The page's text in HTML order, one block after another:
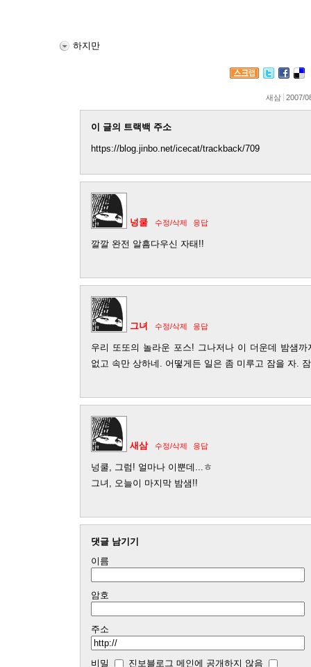
하지만
새삼 2007/
이 글의 트랙백 주소
https://blog.jinbo.net/icecat/trackback/709
넝쿨 수정/삭제 응답
깔깔 완전 알흠다우신 자태!!
그녀 수정/삭제 응답
우리 또또의 놀라운 포스! 그나저나 이 더운데 밤샘
없고 속만 상하네. 어떻게든 일은 좀 미루고 잠을 자.
새삼 수정/삭제 응답
넝쿨, 그럼! 얼마나 이뿐데...ㅎ
그녀, 오늘이 마지막 밤샘!!
댓글 남기기
이름
암호
주소
비밀 진보블로그 메인에 공개하지 않음